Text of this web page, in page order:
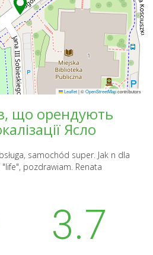
Leaflet|©OpenStreetMapcontributors
що орендують
Ясло
samochód super. Jak n dla
pozdrawiam. Renata
3.7